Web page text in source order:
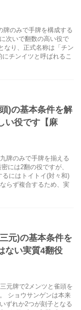
牌のみで手牌を構成する
次いで翻数の高い役で
なり、正式名称は「チン
チンイツと呼ばれるこ
)の基本条件を解
い役です【麻
牌のみで手牌を揃える
には2翻の役ですが、
にはトイトイ(対々和)
らず複合するため、実
元)の基本条件を
ない実質4翻役
元牌で2メンツと雀頭を
ショウサンゲンは本来
ずれか2つが刻子となる